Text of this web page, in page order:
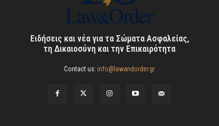
Ειδήσεις και νέα για τα Σώματα Ασφαλείας,
τη Δικαιοσύνη και την Επικαιρότητα
Contact us: info@lawandorder.gr